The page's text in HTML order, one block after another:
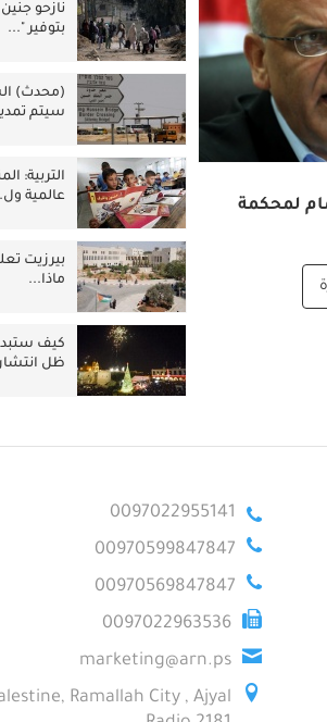
لمحكمة
نازحو
بتوفير "...
(محدث)
سيتم
التربية:
عالمية
بيرزيت
ماذا...
كيف
ظل
0097022955141
00970599847847
00970569847847
0097022963536
marketing@arn.ps
Ramallah City , Ajyal